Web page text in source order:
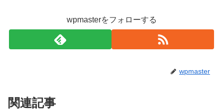
wpmasterをフォローする
wpmaster
関連記事